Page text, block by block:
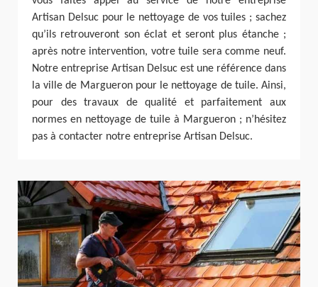
Artisan Delsuc pour le nettoyage de vos tuiles ; sachez
qu’ils retrouveront son éclat et seront plus étanche ;
après notre intervention, votre tuile sera comme neuf.
Notre entreprise Artisan Delsuc est une référence dans
la ville de Margueron pour le nettoyage de tuile. Ainsi,
pour des travaux de qualité et parfaitement aux
normes en nettoyage de tuile à Margueron ; n’hésitez
pas à contacter notre entreprise Artisan Delsuc.